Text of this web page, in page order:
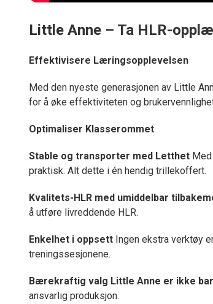
Little Anne – Ta HLR-
Effektivisere Læringsopplevelsen
Med den nyeste generasjonen av Little
for å øke effektiviteten og
Optimaliser Klasserommet
Stable og transporter med Letthet
praktisk. Alt dette i én hendig trillekoffert.
Kvalitets-HLR med umiddelbar
å utføre livreddende HLR.
Enkelhet i oppsett Ingen ekstra verktøy
treningssesjonene.
Bærekraftig valg Little Anne er ikke
ansvarlig produksjon.